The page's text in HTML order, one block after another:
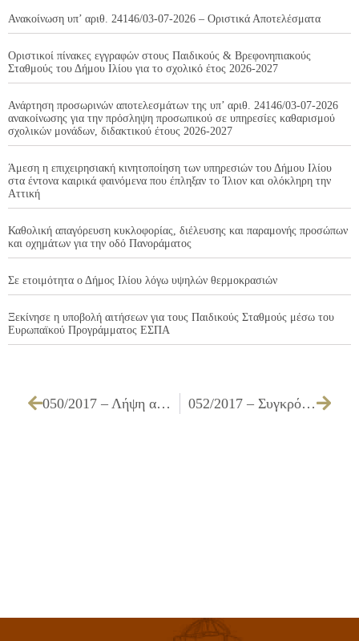
Ανακοίνωση υπ’ αριθ. 24146/03-07-2026 – Οριστικά Αποτελέσματα
Οριστικοί πίνακες εγγραφών στους Παιδικούς & Βρεφονηπιακούς
Σταθμούς του Δήμου Ιλίου για το σχολικό έτος 2026-2027
Ανάρτηση προσωρινών αποτελεσμάτων της υπ’ αριθ. 24146/03-07-2026
ανακοίνωσης για την πρόσληψη προσωπικού σε υπηρεσίες καθαρισμού
σχολικών μονάδων, διδακτικού έτους 2026-2027
Άμεση η επιχειρησιακή κινητοποίηση των υπηρεσιών του Δήμου Ιλίου
στα έντονα καιρικά φαινόμενα που έπληξαν το Ίλιον και ολόκληρη την
Αττική
Καθολική απαγόρευση κυκλοφορίας, διέλευσης και παραμονής προσώπων
και οχημάτων για την οδό Πανοράματος
Σε ετοιμότητα ο Δήμος Ιλίου λόγω υψηλών θερμοκρασιών
Ξεκίνησε η υποβολή αιτήσεων για τους Παιδικούς Σταθμούς μέσω του
Ευρωπαϊκού Προγράμματος ΕΣΠΑ
050/2017 – Λήψη απόφασης για επιστροφή αχρεωστήτως εισπραχθέντος ποσού 052/2017 – Συγκρότηση επιτροπής παρακολούθησης και παραλαβής του στεγάστρου γηπέδου μπάσκετ στο Ο.Τ. 2166Α, βάσει του Ν. 4412/2016